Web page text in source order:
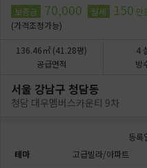
보증금 70,000 월세 150 만
(가격조정가능)
136.46㎡ (41.28평)
공급면적
4
방
서울 강남구 청담동
청담 대우멤버스카운티 9차
등
테마
고급빌라/아파트